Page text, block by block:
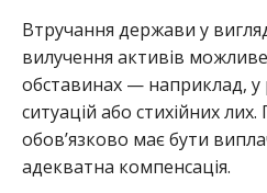
Втручання держави у
вилучення активів
обставинах — наприклад, у
ситуацій або стихійних
обов’язково має бути
адекватна компенсація.